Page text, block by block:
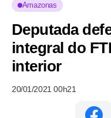
Amazonas
Deputada
integral do
interior
20/01/2021 00h21